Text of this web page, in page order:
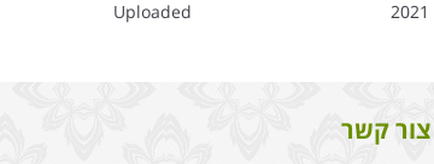
Uploaded
צור קשר